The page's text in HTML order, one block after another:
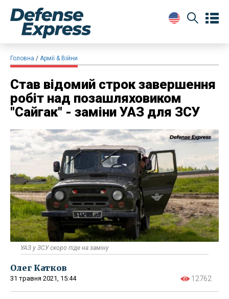
Головна Армії & Війни
Став відомий строк завершення
робіт над позашляховиком
"Сайгак" - заміни УАЗ для ЗСУ
УАЗ у ЗСУ скоро піде на заміну
Олег Катков
31 травня 2021, 15:44 12762